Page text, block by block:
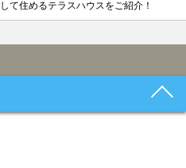
て住めるテラスハウスをご紹介！